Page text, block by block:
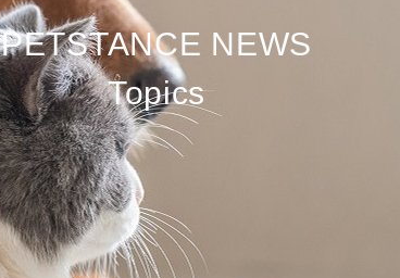
PETSTANCE NEWS
Topics